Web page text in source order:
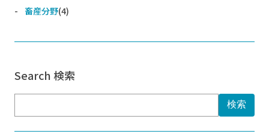
畜産分野(4)
Search 検索